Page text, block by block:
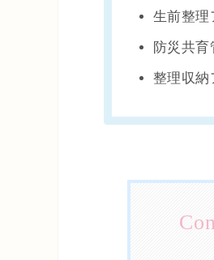
生前整理
防災共育
整理収納